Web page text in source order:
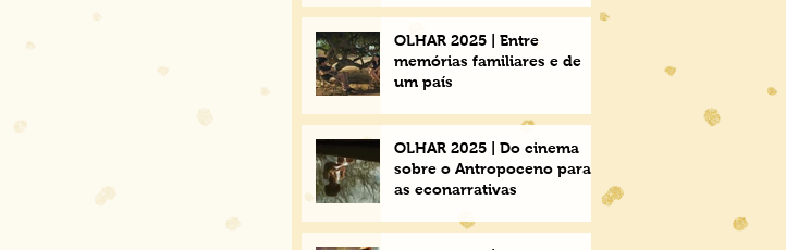
OLHAR 2025 | Entre
memórias familiares e de
um país
OLHAR 2025 | Do cinema
sobre o Antropoceno para
as econarrativas